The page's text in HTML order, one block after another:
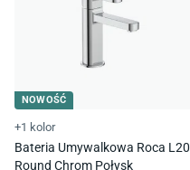
NOWOŚĆ
+1 kolor
Bateria Umywalkowa Roca L20
Round Chrom Połysk